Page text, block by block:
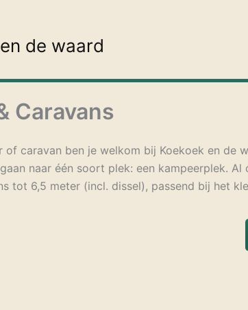
de waard
Caravans
of caravan ben je welkom bij Koekoek en de
naar één soort plek: een kampeerplek.
tot 6,5 meter (incl. dissel), passend bij het